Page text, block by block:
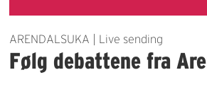
ARENDALSUKA | Live sending
Følg debattene fra